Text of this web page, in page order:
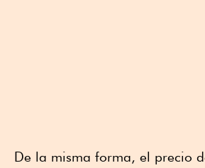
De la misma forma, el precio